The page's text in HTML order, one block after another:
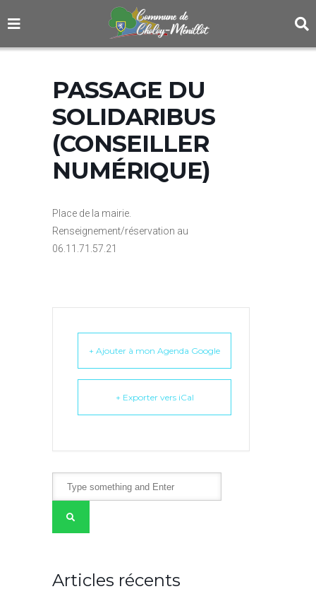
PASSAGE DU
SOLIDARIBUS
(CONSEILLER
NUMÉRIQUE)
Place de la mairie.
Renseignement/réservation au
06.11.71.57.21
+ Ajouter à mon Agenda Google
+ Exporter vers iCal
Articles récents